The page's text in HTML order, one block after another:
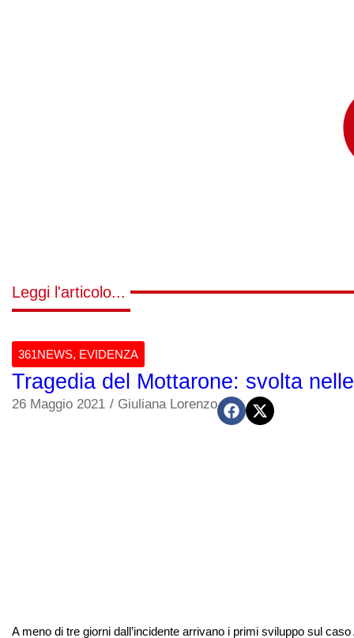
Leggi l'articolo...
361NEWS, EVIDENZA
Tragedia del Mottarone: svolta
26 Maggio 2021 / Giuliana Lorenzo
A meno di tre giorni dall’incidente arrivano i primi sviluppo sul